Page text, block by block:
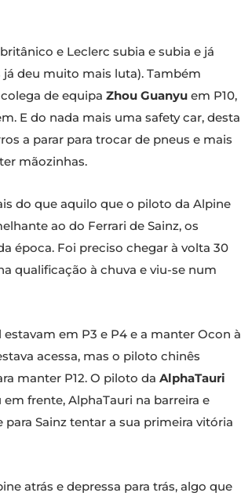
e Leclerc subia e subia e já
deu muito mais luta). Também
de equipa Zhou Guanyu em P10,
E do nada mais uma safety car, desta
a parar para trocar de pneus e mais
mãozinhas.
do que aquilo que o piloto da Alpine
ao do Ferrari de Sainz, os
época. Foi preciso chegar à volta 30
qualificação à chuva e viu-se num
em P3 e P4 e a manter Ocon à
acessa, mas o piloto chinês
manter P12. O piloto da AlphaTauri
frente, AlphaTauri na barreira e
Sainz tentar a sua primeira vitória
atrás e depressa para trás, algo que